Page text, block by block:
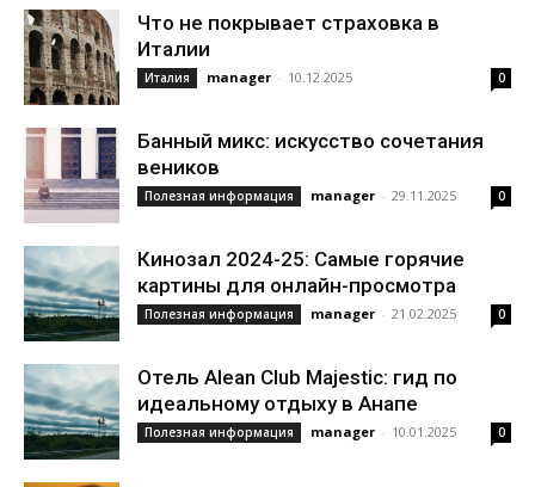
Что не покрывает страховка в
Италии
Италия manager - 10.12.2025 0
Банный микс: искусство сочетания
веников
Полезная информация manager - 29.11.2025 0
Кинозал 2024-25: Самые горячие
картины для онлайн-просмотра
Полезная информация manager - 21.02.2025 0
Отель Alean Club Majestic: гид по
идеальному отдыху в Анапе
Полезная информация manager - 10.01.2025 0